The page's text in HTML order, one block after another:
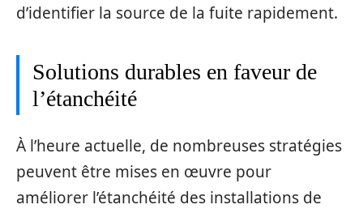
d’identifier la source de la fuite rapidement.
Solutions durables en faveur de
l’étanchéité
À l’heure actuelle, de nombreuses stratégies
peuvent être mises en œuvre pour
améliorer l’étanchéité des installations de